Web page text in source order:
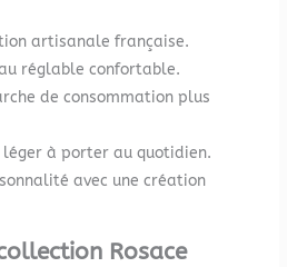
artisanale française.
réglable confortable.
de consommation plus
léger à porter au quotidien.
avec une création
Rosace